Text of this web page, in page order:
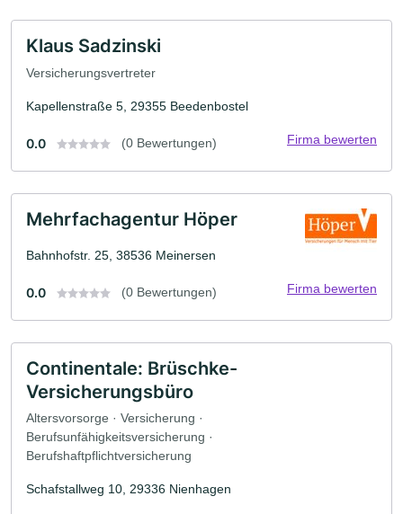
Klaus Sadzinski
Versicherungsvertreter
Kapellenstraße 5, 29355 Beedenbostel
0.0 (0 Bewertungen) Firma bewerten
Mehrfachagentur Höper
Bahnhofstr. 25, 38536 Meinersen
0.0 (0 Bewertungen) Firma bewerten
Continentale: Brüschke-
Versicherungsbüro
Altersvorsorge · Versicherung ·
Berufsunfähigkeitsversicherung ·
Berufshaftpflichtversicherung
Schafstallweg 10, 29336 Nienhagen